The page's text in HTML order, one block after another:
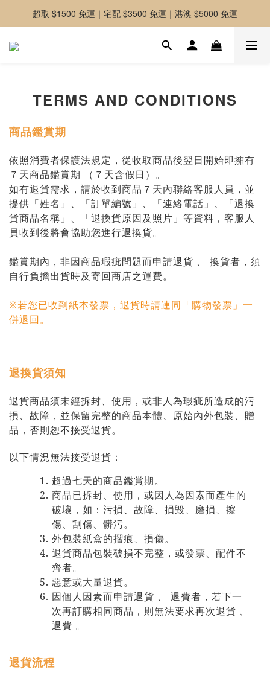
-好友募集中-加入官方LINE好友獲取優惠券
超取 $1500 免運｜宅配 $3500 免運｜港澳 $5000 免運
-好友募集中-加入官方LINE好友獲取優惠券
TERMS AND CONDITIONS
商品鑑賞期
依照消費者保護法規定，從收取商品後翌日開始即擁有
７天商品鑑賞期 （７天含假日）。
如有退貨需求，請於收到商品７天內聯絡客服人員，並
提供「姓名」、「訂單編號」、「連絡電話」、「退換
貨商品名稱」、「退換貨原因及照片」等資料，客服人
員收到後將會協助您進行退換貨。
鑑賞期內，非因商品瑕疵問題而申請退貨 、 換貨者，須
自行負擔出貨時及寄回商店之運費。
※若您已收到紙本發票，退貨時請連同「購物發票」一
併退回。
退換貨須知
退貨商品須未經拆封、使用，或非人為瑕疵所造成的污
損、故障，並保留完整的商品本體、原始內外包裝、贈
品，否則恕不接受退貨。
以下情況無法接受退貨：
超過七天的商品鑑賞期。
商品已拆封、使用，或因人為因素而產生的
破壞，如：污損、故障、損毀、磨損、擦
傷、刮傷、髒污。
外包裝紙盒的摺痕、損傷。
退貨商品包裝破損不完整，或發票、配件不
齊者。
惡意或大量退貨。
因個人因素而申請退貨 、 退費者，若下一
次再訂購相同商品，則無法要求再次退貨 、
退費 。
退貨流程